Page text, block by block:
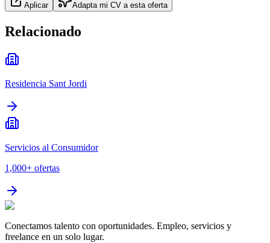
Aplicar Adapta mi CV a esta oferta
Relacionado
Residencia Sant Jordi
Servicios al Consumidor
1,000+ ofertas
Conectamos talento con oportunidades. Empleo, servicios y
freelance en un solo lugar.